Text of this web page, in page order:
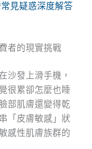
見疑惑深度解答
者的現實挑戰
沙發上滑手機，
很累卻怎麼也睡
部肌膚還變得乾
「皮膚敏感」狀
感性肌膚族群的